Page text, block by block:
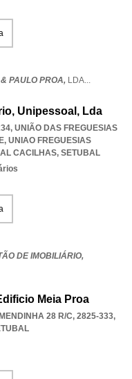
PAULO PROA, LDA...
Unipessoal, Lda
UNIÃO DAS FREGUESIAS
, UNIAO FREGUESIAS
CACILHAS, SETUBAL
DE IMOBILIÁRIO,
Meia Proa
28 R/C, 2825-333,